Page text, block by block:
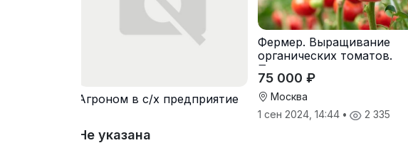
Агроном в с/х предприятие
Не указана
Фермер. Выращивание
органических томатов.
Предоставляем жилье.
75 000 ₽
Москва
1 сен 2024, 14:44 • 2 335